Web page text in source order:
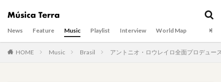
News Feature Music Playlist Interview World Map
HOME Music Brasil アントニオ・ロウレイロ全面プロデュー